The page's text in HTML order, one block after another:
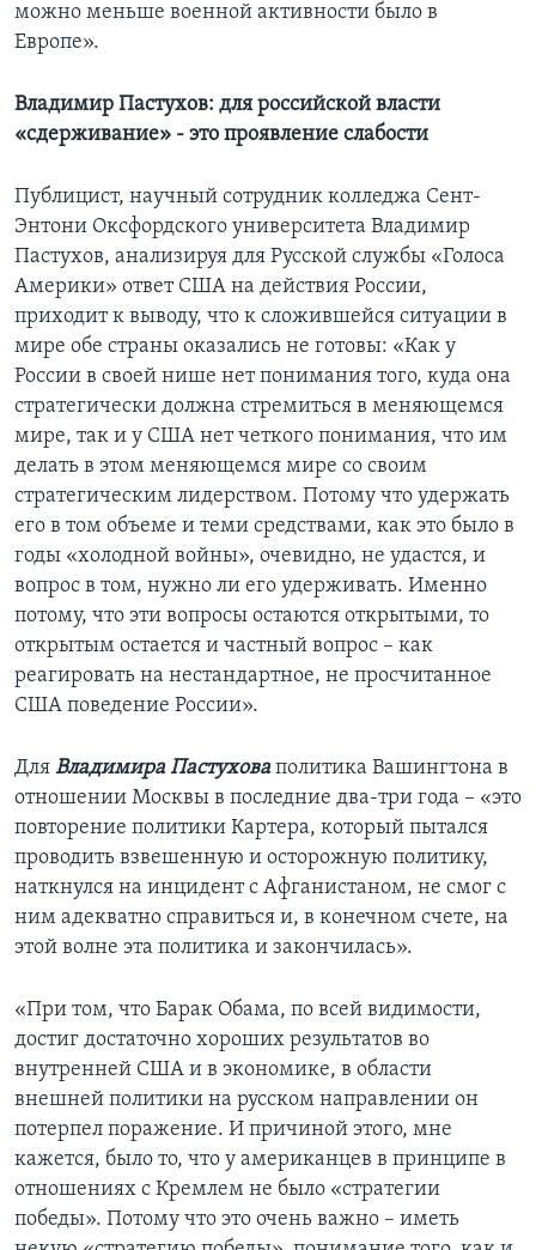
можно меньше военной активности было в
Европе».
Владимир Пастухов: для российской власти
«сдерживание» - это проявление слабости
Публицист, научный сотрудник колледжа Сент-
Энтони Оксфордского университета Владимир
Пастухов, анализируя для Русской службы «Голоса
Америки» ответ США на действия России,
приходит к выводу, что к сложившейся ситуации в
мире обе страны оказались не готовы: «Как у
России в своей нише нет понимания того, куда она
стратегически должна стремиться в меняющемся
мире, так и у США нет четкого понимания, что им
делать в этом меняющемся мире со своим
стратегическим лидерством. Потому что удержать
его в том объеме и теми средствами, как это было в
годы «холодной войны», очевидно, не удастся, и
вопрос в том, нужно ли его удерживать. Именно
потому, что эти вопросы остаются открытыми, то
открытым остается и частный вопрос – как
реагировать на нестандартное, не просчитанное
США поведение России».
Для Владимира Пастуховаполитика Вашингтона в
отношении Москвы в последние два-три года – «это
повторение политики Картера, который пытался
проводить взвешенную и осторожную политику,
наткнулся на инцидент с Афганистаном, не смог с
ним адекватно справиться и, в конечном счете, на
этой волне эта политика и закончилась».
«При том, что Барак Обама, по всей видимости,
достиг достаточно хороших результатов во
внутренней США и в экономике, в области
внешней политики на русском направлении он
потерпел поражение. И причиной этого, мне
кажется, было то, что у американцев в принципе в
отношениях с Кремлем не было «стратегии
победы». Потому что это очень важно – иметь